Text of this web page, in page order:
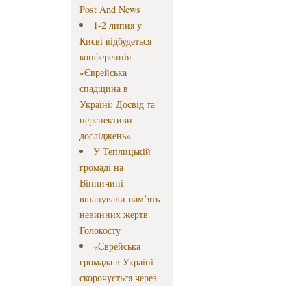
Post And News
1-2 липня у
Києві відбудеться
конференція
«Єврейська
спадщина в
Україні: Досвід та
перспективи
досліджень»
У Теплицькій
громаді на
Вінничині
вшанували пам’ять
невинних жертв
Голокосту
«Єврейська
громада в Україні
скорочується через